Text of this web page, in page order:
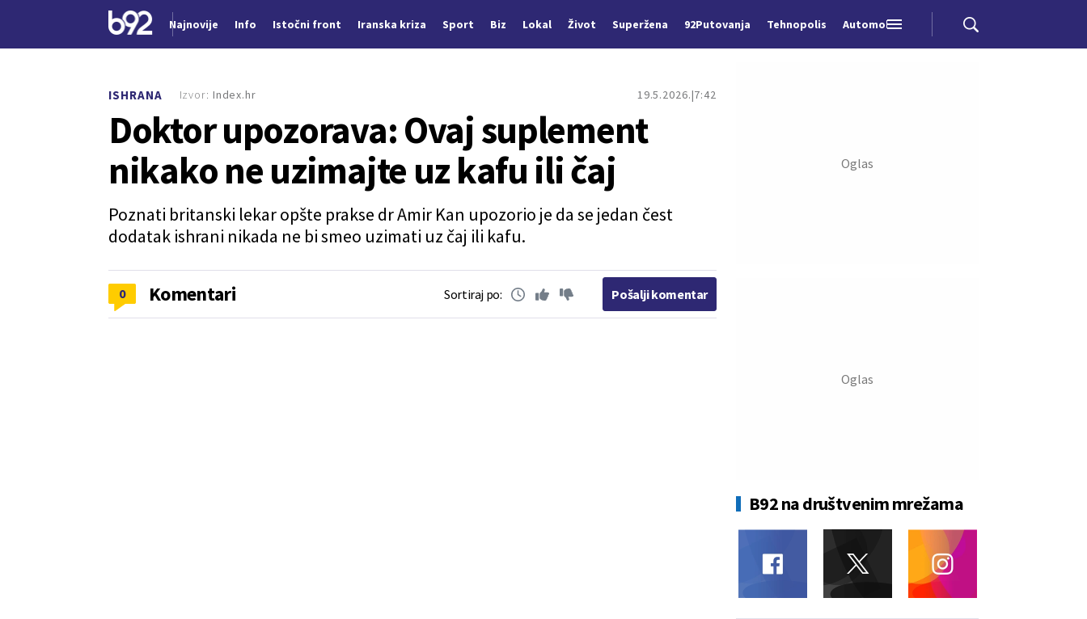
Najnovije Info Istočni front Iranska kriza Sport Biz Lokal Život Superžena 92Putovanja Tehnopolis Automobili
ISHRANA 19.5.2026. 7:42
Doktor upozorava: Ovaj suplement
nikako ne uzimajte uz kafu ili čaj
Poznati britanski lekar opšte prakse dr Amir Kan upozorio je da se jedan čest
dodatak ishrani nikada ne bi smeo uzimati uz čaj ili kafu.
Izvor: Index.hr
0 Komentari Sortiraj po: Pošalji komentar
B92 na društvenim mrežama